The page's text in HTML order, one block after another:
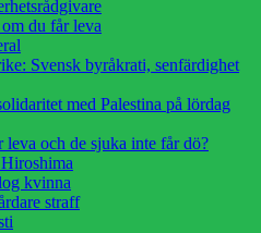
du får leva
Svensk byråkrati, senfärdighet
med Palestina på lördag
och de sjuka inte får dö?
kvinna
straff